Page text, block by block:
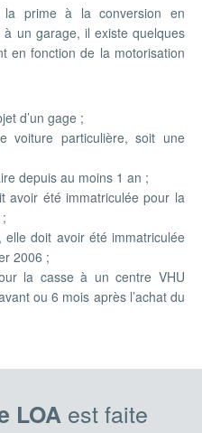
prime à la conversion en
un garage, il existe quelques
en fonction de la motorisation
d’un gage ;
voiture particulière, soit une
depuis au moins 1 an ;
avoir été immatriculée pour la
elle doit avoir été immatriculée
2006 ;
la casse à un centre VHU
ou 6 mois après l’achat du
LOA est faite